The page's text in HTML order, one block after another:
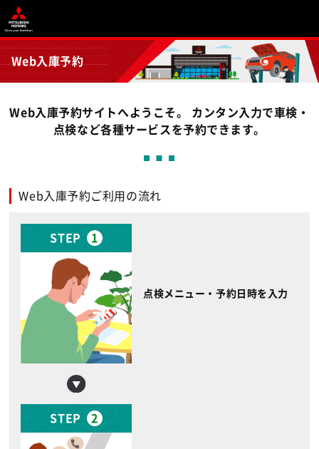
Web入庫予約
Web入庫予約サイトへようこそ。 カンタン入力で車検・
点検など各種サービスを予約できます。
Web入庫予約ご利用の流れ
STEP 1
点検メニュー・予約日時を入力
STEP 2